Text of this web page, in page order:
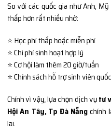
So với các quốc gia như Anh,
thấp hơn rất nhiều nhờ:
⭐ Học phí thấp hoặc miễn phí
⭐ Chi phí sinh hoạt hợp lý
⭐ Cơ hội làm thêm 20 giờ/tuần
⭐ Chính sách hỗ trợ sinh viên
Chính vì vậy, lựa chọn dịch vụtư
Hội An Tây, Tp Đà Nẵng chính
lai.